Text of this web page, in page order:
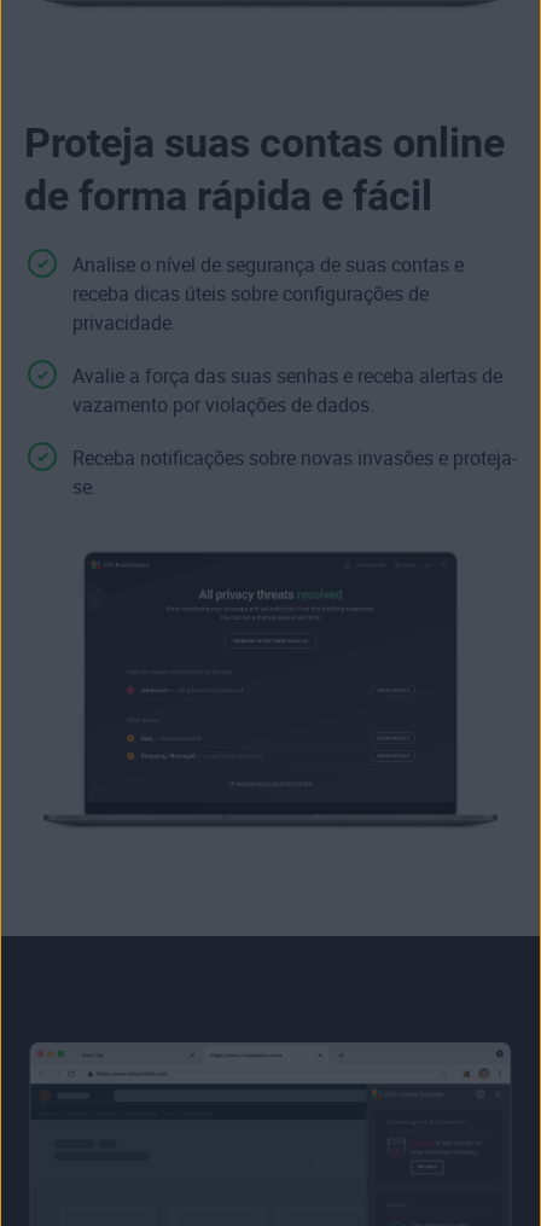
Proteja suas contas online
de forma rápida e fácil
Analise o nível de segurança de suas contas e
receba dicas úteis sobre configurações de
privacidade.
Avalie a força das suas senhas e receba alertas de
vazamento por violações de dados.
Receba notificações sobre novas invasões e proteja-
se.